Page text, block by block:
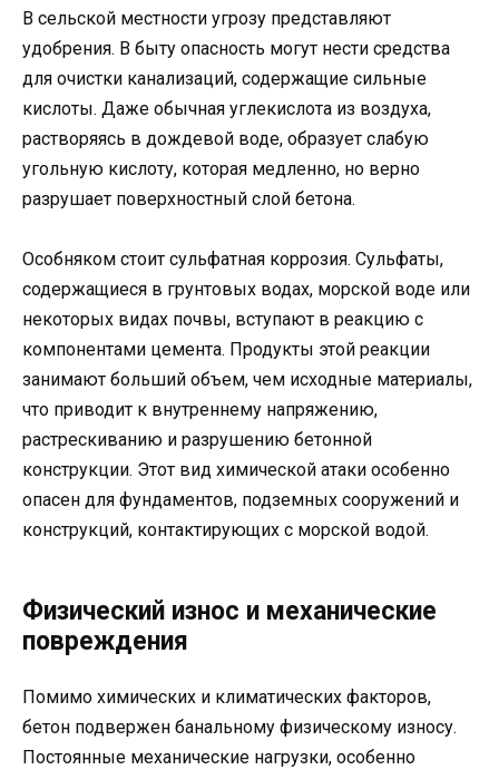
В сельской местности угрозу представляют
удобрения. В быту опасность могут нести средства
для очистки канализаций, содержащие сильные
кислоты. Даже обычная углекислота из воздуха,
растворяясь в дождевой воде, образует слабую
угольную кислоту, которая медленно, но верно
разрушает поверхностный слой бетона.
Особняком стоит сульфатная коррозия. Сульфаты,
содержащиеся в грунтовых водах, морской воде или
некоторых видах почвы, вступают в реакцию с
компонентами цемента. Продукты этой реакции
занимают больший объем, чем исходные материалы,
что приводит к внутреннему напряжению,
растрескиванию и разрушению бетонной
конструкции. Этот вид химической атаки особенно
опасен для фундаментов, подземных сооружений и
конструкций, контактирующих с морской водой.
Физический износ и механические
повреждения
Помимо химических и климатических факторов,
бетон подвержен банальному физическому износу.
Постоянные механические нагрузки, особенно